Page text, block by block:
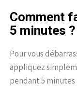
Comment
5 minutes ?
Pour vous
appliquez
pendant 5 minutes